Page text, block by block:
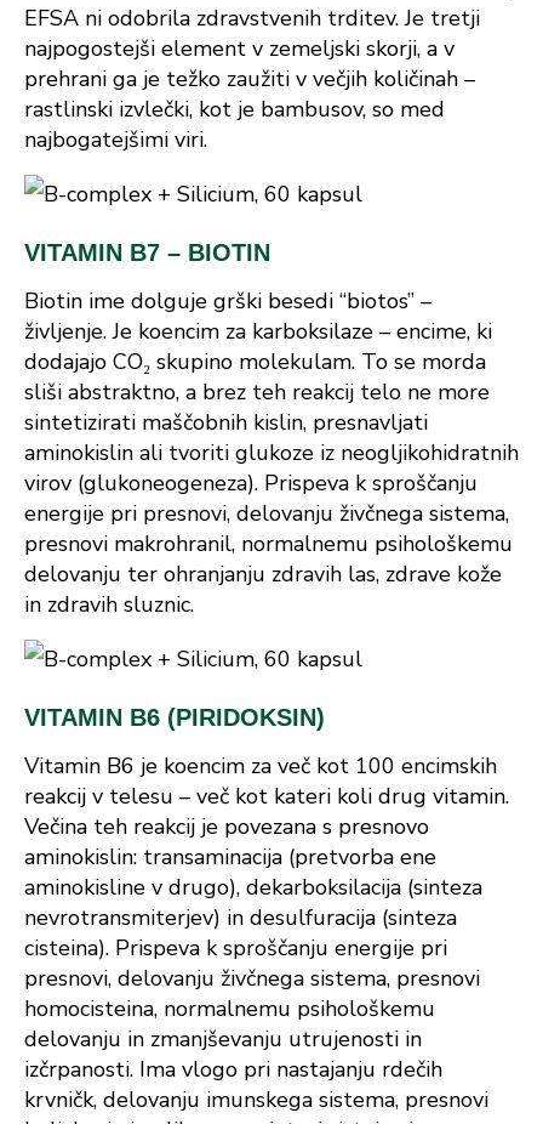
EFSA ni odobrila zdravstvenih trditev. Je tretji
najpogostejši element v zemeljski skorji, a v
prehrani ga je težko zaužiti v večjih količinah –
rastlinski izvlečki, kot je bambusov, so med
najbogatejšimi viri.
VITAMIN B7 – BIOTIN
Biotin ime dolguje grški besedi “biotos” –
življenje. Je koencim za karboksilaze – encime, ki
dodajajo CO₂ skupino molekulam. To se morda
sliši abstraktno, a brez teh reakcij telo ne more
sintetizirati maščobnih kislin, presnavljati
aminokislin ali tvoriti glukoze iz neogljikohidratnih
virov (glukoneogeneza). Prispeva k sproščanju
energije pri presnovi, delovanju živčnega sistema,
presnovi makrohranil, normalnemu psihološkemu
delovanju ter ohranjanju zdravih las, zdrave kože
in zdravih sluznic.
VITAMIN B6 (PIRIDOKSIN)
Vitamin B6 je koencim za več kot 100 encimskih
reakcij v telesu – več kot kateri koli drug vitamin.
Večina teh reakcij je povezana s presnovo
aminokislin: transaminacija (pretvorba ene
aminokisline v drugo), dekarboksilacija (sinteza
nevrotransmiterjev) in desulfuracija (sinteza
cisteina). Prispeva k sproščanju energije pri
presnovi, delovanju živčnega sistema, presnovi
homocisteina, normalnemu psihološkemu
delovanju in zmanjševanju utrujenosti in
izčrpanosti. Ima vlogo pri nastajanju rdečih
krvničk, delovanju imunskega sistema, presnovi